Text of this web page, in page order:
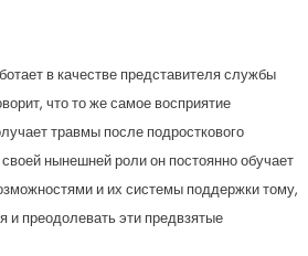
в качестве представителя службы
что то же самое восприятие
травмы после подросткового
нынешней роли он постоянно обучает
и их системы поддержки тому,
и преодолевать эти предвзятые